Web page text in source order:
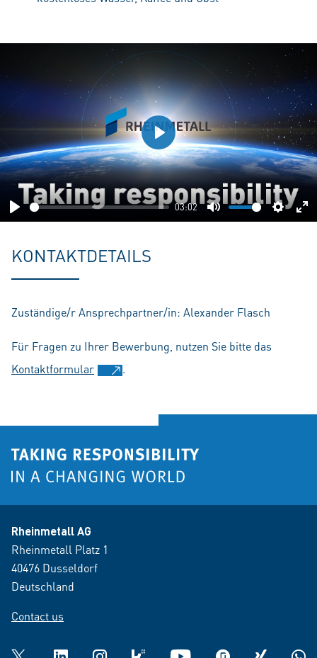
Play
03:02
Mute
Play
KONTAKTDETAILS
Zuständige/r Ansprechpartner/in: Alexander Flasch
Für Fragen zu Ihrer Bewerbung, nutzen Sie bitte das
Kontaktformular
.
Rheinmetall AG
Rheinmetall Platz 1
40476 Dusseldorf
Deutschland
Contact us